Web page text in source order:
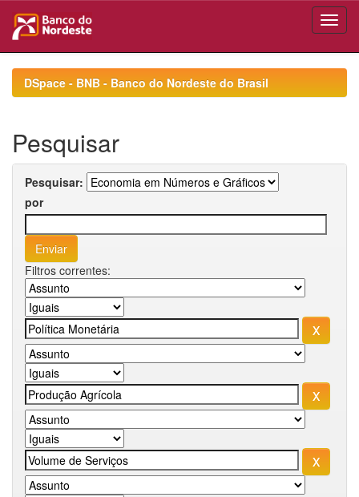
navigationDSpace - BNB - Banco do Nordeste do Brasil
Pesquisar
Pesquisar:
por
Filtros correntes: